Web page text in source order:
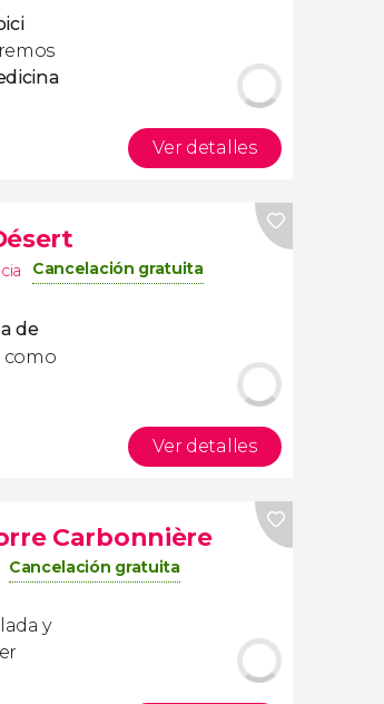
Ver detalles
Cancelación gratuita
de
como
Ver detalles
Carbonnière
Cancelación gratuita
y